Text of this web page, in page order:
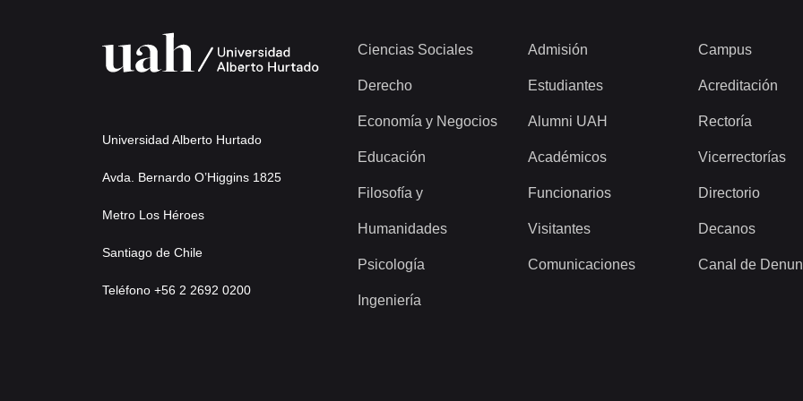
Universidad Alberto Hurtado
Avda. Bernardo O’Higgins 1825
Metro Los Héroes
Santiago de Chile
Teléfono +56 2 2692 0200
Ciencias Sociales
Derecho
Economía y Negocios
Educación
Filosofía y
Humanidades
Psicología
Ingeniería
Admisión
Estudiantes
Alumni UAH
Académicos
Funcionarios
Visitantes
Comunicaciones
Campus
Acreditación
Rectoría
Vicerrectorías
Directorio
Decanos
Canal de